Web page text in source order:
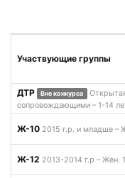
Участвующие группы
ДТР
Вне конкурса
сопровождающими – 1-14
Ж-10 2015 г.р. и младше –
Ж-12 2013-2014 г.р – Жен.